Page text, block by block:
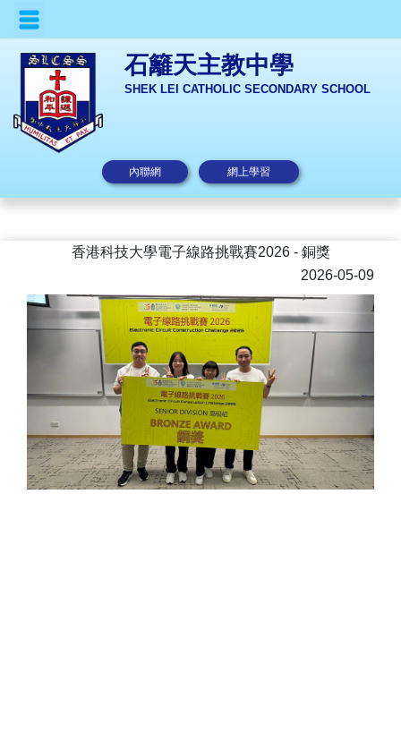
石籬天主教中學
SHEK LEI CATHOLIC SECONDARY SCHOOL
內聯網 網上學習
香港科技大學電子線路挑戰賽2026 - 銅獎
2026-05-09